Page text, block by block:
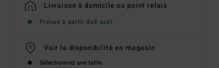
Livraison à domicile ou point relais
Prévue à partir du8 août
Voir la disponibilité en magasin
Sélectionnez une taille